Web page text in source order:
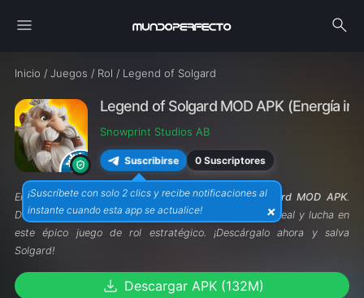
menu search
Inicio / Juegos / Rol / Legend of Solgard
Legend of Solgard MOD APK (Energía
Snowprint Studios AB
Suscribirse 0 Suscriptores
¡Suscríbete con solo 2 clics y recibe notificaciones al
instante cuando esta app se actualice!
×
Enfréntate a criaturas míticas conLegend of Solgard MOD APK.
Desbloquea habilidades especiales, forma tu equipo ideal y lucha en
este épico juego de rol estratégico. ¡Descárgalo ahora y salva
Solgard!
download Descargar APK (132M)